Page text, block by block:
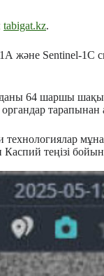
tabigat.kz.
және Sentinel-1C
64 шаршы
органдар
теңізі